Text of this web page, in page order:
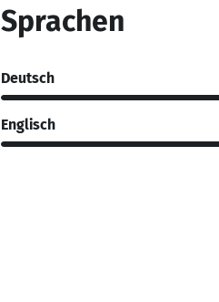
Sprachen
Deutsch
Englisch